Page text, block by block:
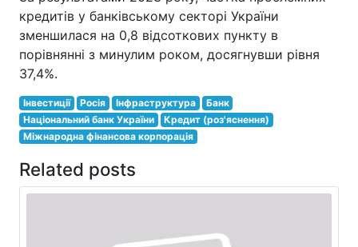
кредитів у банківському секторі України
зменшилася на 0,8 відсоткових пункту в
порівнянні з минулим роком, досягнувши рівня
37,4%.
Інвестиції Росія Інфраструктура
Банк
Національний банк України
Кредит (роз'яснення)
Міжнародна фінансова корпорація
Related posts